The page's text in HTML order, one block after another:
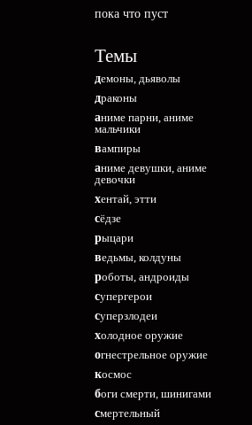
пока что пуст
Темы
демоны, дьяволы
драконы
аниме парни, аниме
мальчики
вампиры
аниме девушки, аниме
девочки
хентай, этти
сёдзе
рыцари
ведьмы, колдуны
роботы, андроиды
супергерои
суперзлодеи
холодное оружие
огнестрельное оружие
космос
боги смерти, шинигами
смертельный